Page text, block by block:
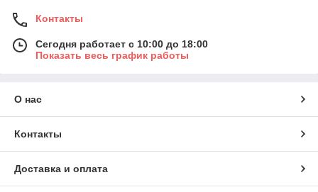
Контакты
Сегодня работает с 10:00 до 18:00
Показать весь график работы
О нас
Контакты
Доставка и оплата